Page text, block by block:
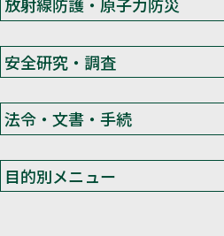
放射線防護・原子力防災
安全研究・調査
法令・文書・手続
目的別メニュー